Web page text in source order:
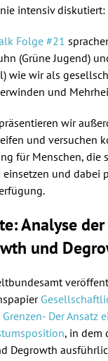
intensiv diskutiert:
Folge #21
(Grüne Jugend)
wie wir als
und
wir
und versuchen
für Menschen,
einsetzen und dabei
Analyse
und
Der Ansatz
, in dem
Degrowth